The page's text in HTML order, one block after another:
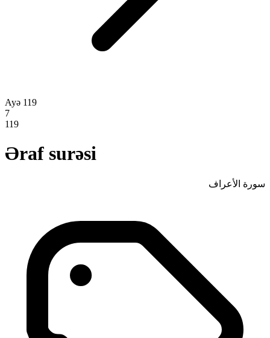
Ayə 119
7
119
Əraf surəsi
سورة الأعراف